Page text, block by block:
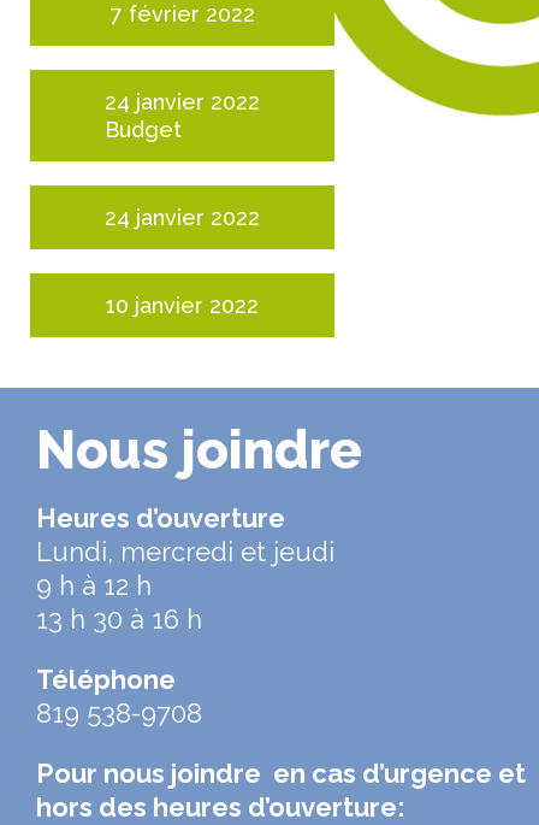
7 février 2022
24 janvier 2022
Budget
24 janvier 2022
10 janvier 2022
Nous joindre
Heures d’ouverture
Lundi, mercredi et jeudi
9 h à 12 h
13 h 30 à 16 h
Téléphone
819 538-9708
Pour nous joindre en cas d’urgence et
hors des heures d’ouverture: